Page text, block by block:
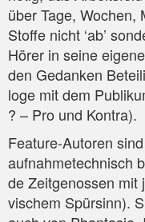
über Tage, Wochen,
Stof­fe nicht ‘ab’
Hörer in sei­ne
den Gedan­ken
lo­ge mit dem
? – Pro und Kontra).
Fea­ture-Autoren
auf­nah­me­tech­nisch
de Zeit­ge­nos­sen
vi­schem Spür­sinn).